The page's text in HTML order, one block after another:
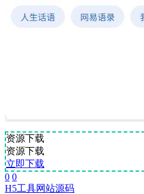
资源下载
资源下载
立即下载
0 0
H5工具网站源码